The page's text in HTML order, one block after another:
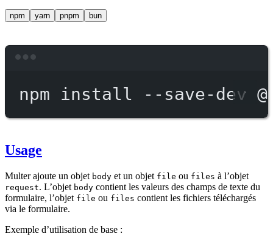
npm yarn pnpm bun
npm install --save-dev
Usage
Multer ajoute un objet body et un objet file ou files à l’objet
request. L’objet body contient les valeurs des champs de texte du
formulaire, l’objet file ou files contient les fichiers téléchargés
via le formulaire.
Exemple d’utilisation de base :